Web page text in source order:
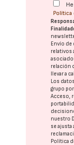
Política
Envío de
relativos
relación
llevar a
Los
grupo
Acceso,
nuestro
se ajusta
Política